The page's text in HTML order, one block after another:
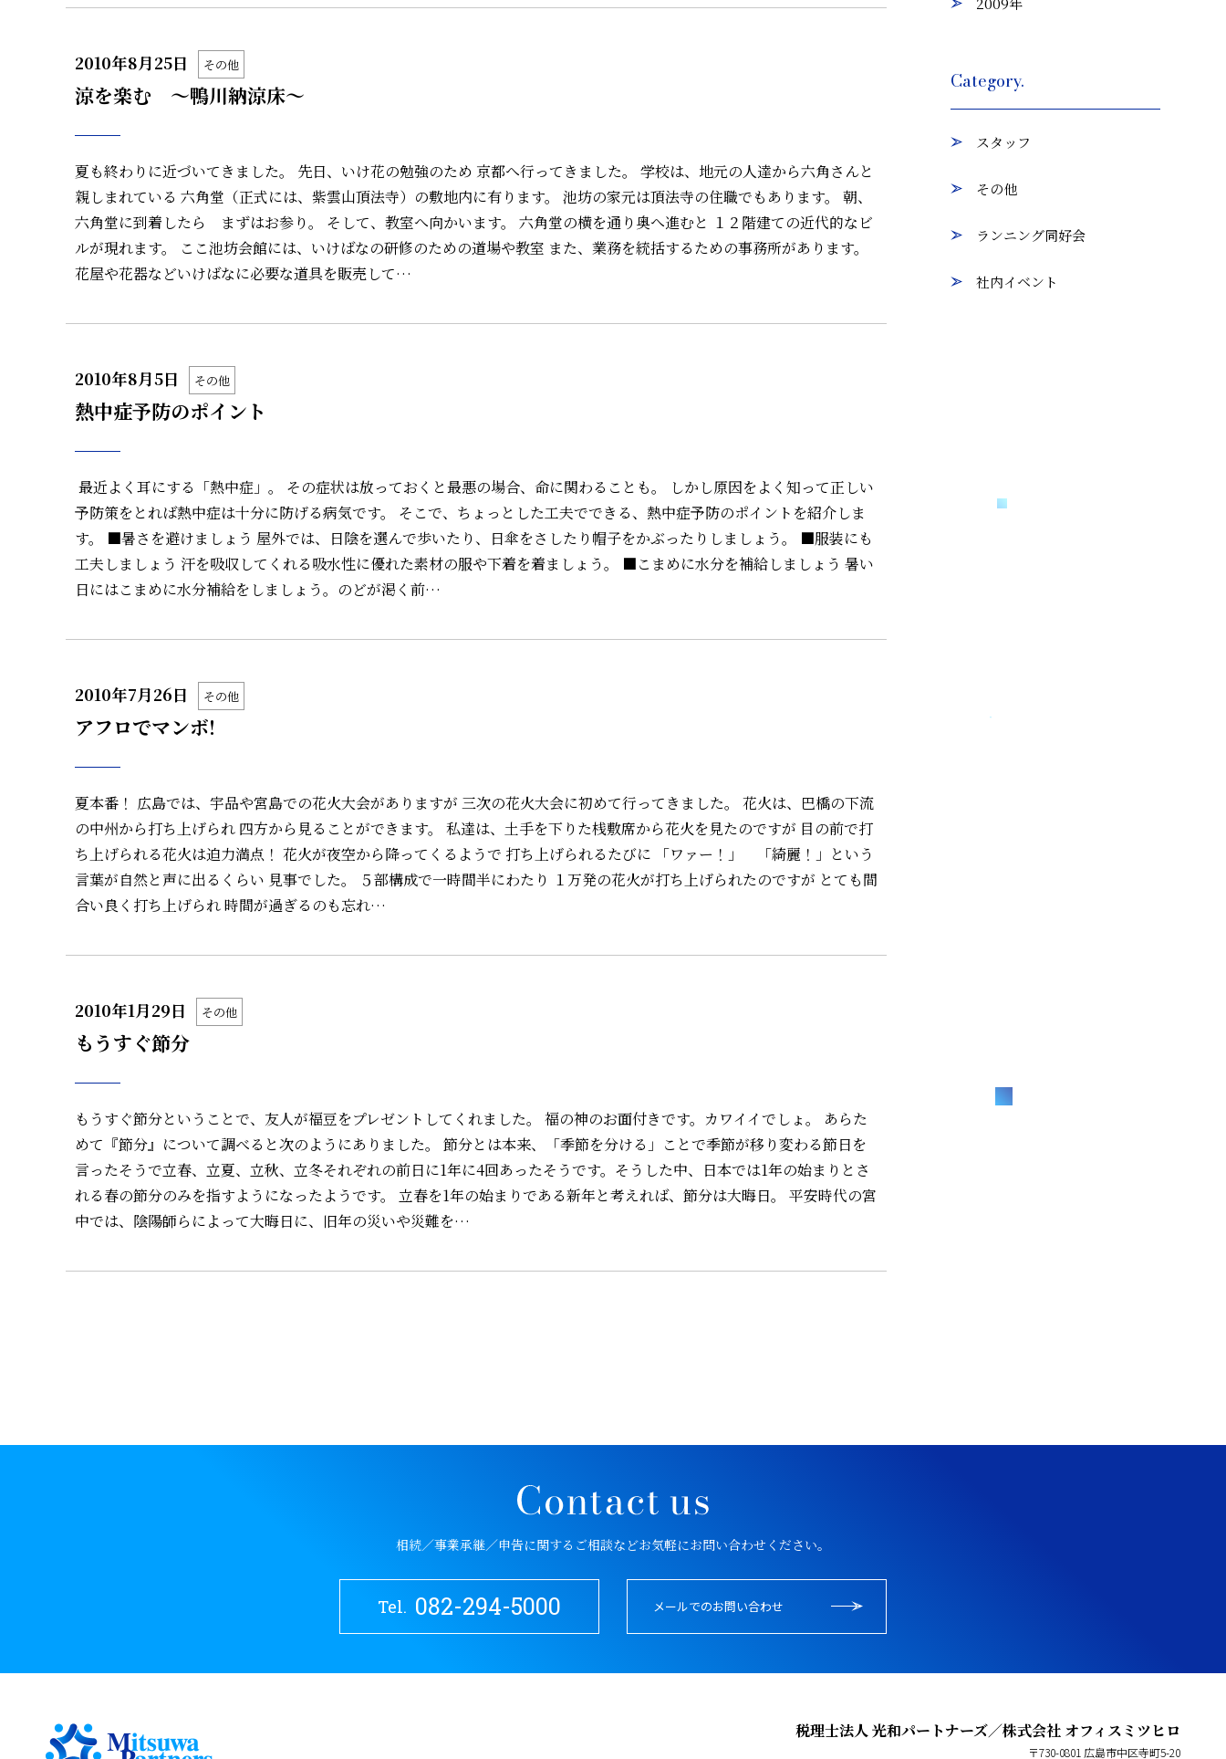
2010年8月25日 その他
涼を楽む ～鴨川納涼床～
夏も終わりに近づいてきました。 先日、いけ花の勉強のため 京都へ行ってきました。 学校は、地元の人達から六角さんと
親しまれている 六角堂（正式には、紫雲山頂法寺）の敷地内に有ります。 池坊の家元は頂法寺の住職でもあります。 朝、
六角堂に到着したら まずはお参り。 そして、教室へ向かいます。 六角堂の横を通り奥へ進むと １２階建ての近代的なビ
ルが現れます。 ここ池坊会館には、いけばなの研修のための道場や教室 また、業務を統括するための事務所があります。
花屋や花器などいけばなに必要な道具を販売して…
2010年8月5日 その他
熱中症予防のポイント
最近よく耳にする「熱中症」。 その症状は放っておくと最悪の場合、命に関わることも。 しかし原因をよく知って正しい
予防策をとれば熱中症は十分に防げる病気です。 そこで、ちょっとした工夫でできる、熱中症予防のポイントを紹介しま
す。 ■暑さを避けましょう 屋外では、日陰を選んで歩いたり、日傘をさしたり帽子をかぶったりしましょう。 ■服装にも
工夫しましょう 汗を吸収してくれる吸水性に優れた素材の服や下着を着ましょう。 ■こまめに水分を補給しましょう 暑い
日にはこまめに水分補給をしましょう。のどが渇く前…
2010年7月26日 その他
アフロでマンボ!
夏本番！ 広島では、宇品や宮島での花火大会がありますが 三次の花火大会に初めて行ってきました。 花火は、巴橋の下流
の中州から打ち上げられ 四方から見ることができます。 私達は、土手を下りた桟敷席から花火を見たのですが 目の前で打
ち上げられる花火は迫力満点！ 花火が夜空から降ってくるようで 打ち上げられるたびに 「ワァー！」 「綺麗！」という
言葉が自然と声に出るくらい 見事でした。 ５部構成で一時間半にわたり １万発の花火が打ち上げられたのですが とても間
合い良く打ち上げられ 時間が過ぎるのも忘れ…
2010年1月29日 その他
もうすぐ節分
もうすぐ節分ということで、友人が福豆をプレゼントしてくれました。 福の神のお面付きです。カワイイでしょ。 あらた
めて『節分』について調べると次のようにありました。 節分とは本来、「季節を分ける」ことで季節が移り変わる節日を
言ったそうで立春、立夏、立秋、立冬それぞれの前日に1年に4回あったそうです。そうした中、日本では1年の始まりとさ
れる春の節分のみを指すようになったようです。 立春を1年の始まりである新年と考えれば、節分は大晦日。 平安時代の宮
中では、陰陽師らによって大晦日に、旧年の災いや災難を…
Category.
スタッフ
その他
ランニング同好会
社内イベント
相続／事業承継／申告に関するご相談などお気軽にお問い合わせください。
Tel. 082-294-5000 メールでのお問い合わせ
税理士法人 光和パートナーズ／株式会社 オフィスミツヒロ
〒730-0801 広島市中区寺町5-20